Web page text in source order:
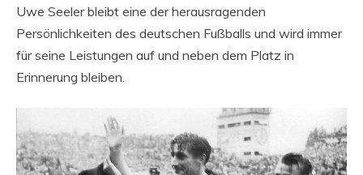
Uwe Seeler bleibt eine der herausragenden
Persönlichkeiten des deutschen Fußballs und wird immer
für seine Leistungen auf und neben dem Platz in
Erinnerung bleiben.